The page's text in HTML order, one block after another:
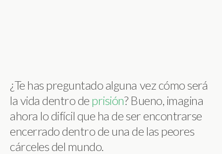
¿Te has preguntado alguna vez cómo será
la vida dentro de prisión? Bueno, imagina
ahora lo difícil que ha de ser encontrarse
encerrado dentro de una de las peores
cárceles del mundo.